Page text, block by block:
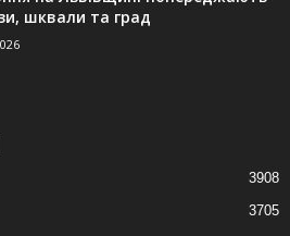
шквали та град
3908
3705